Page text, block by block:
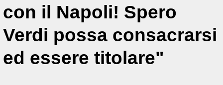
con il Napoli! Spero
Verdi possa consacrarsi
ed essere titolare"